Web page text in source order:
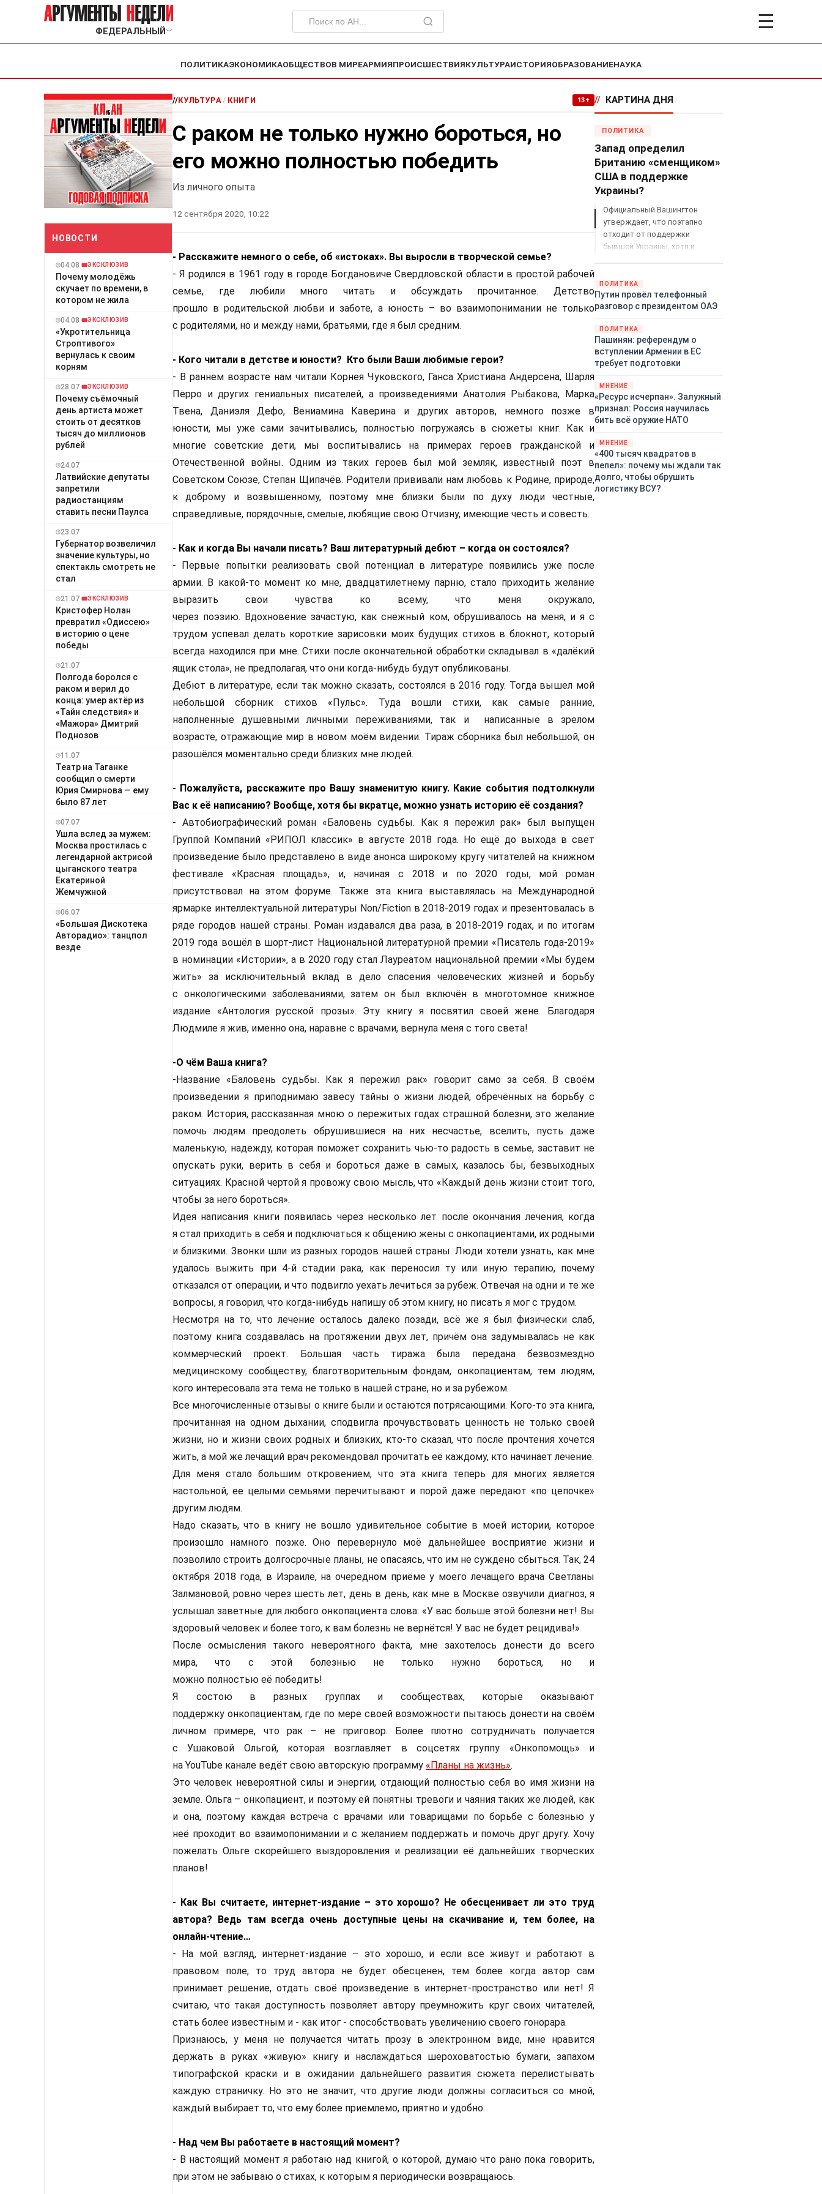
ФЕДЕРАЛЬНЫЙ ﹀ ☰
ПОЛИТИКАЭКОНОМИКАОБЩЕСТВОВ МИРЕАРМИЯПРОИСШЕСТВИЯКУЛЬТУРАИСТОРИЯОБРАЗОВАНИЕНАУКА
НОВОСТИ
04.08 ЭКСКЛЮЗИВ
Почему молодёжь
скучает по времени, в
котором не жила
04.08 ЭКСКЛЮЗИВ
«Укротительница
Строптивого»
вернулась к своим
корням
28.07 ЭКСКЛЮЗИВ
Почему съёмочный
день артиста может
стоить от десятков
тысяч до миллионов
рублей
24.07
Латвийские депутаты
запретили
радиостанциям
ставить песни Паулса
23.07
Губернатор возвеличил
значение культуры, но
спектакль смотреть не
стал
21.07 ЭКСКЛЮЗИВ
Кристофер Нолан
превратил «Одиссею»
в историю о цене
победы
21.07
Полгода боролся с
раком и верил до
конца: умер актёр из
«Тайн следствия» и
«Мажора» Дмитрий
Поднозов
11.07
Театр на Таганке
сообщил о смерти
Юрия Смирнова — ему
было 87 лет
07.07
Ушла вслед за мужем:
Москва простилась с
легендарной актрисой
цыганского театра
Екатериной
Жемчужной
06.07
«Большая Дискотека
Авторадио»: танцпол
везде
//КУЛЬТУРА/ КНИГИ 13+
С раком не только нужно бороться, но
его можно полностью победить
Из личного опыта
12 сентября 2020, 10:22
- Расскажите немного о себе, об «истоках». Вы выросли в творческой семье?
- Я родился в 1961 году в городе Богдановиче Свердловской области в простой рабочей
семье, где любили много читать и обсуждать прочитанное. Детство
прошло в родительской любви и заботе, а юность – во взаимопонимании не только
с родителями, но и между нами, братьями, где я был средним.
- Кого читали в детстве и юности? Кто были Ваши любимые герои?
- В раннем возрасте нам читали Корнея Чуковского, Ганса Христиана Андерсена, Шарля
Перро и других гениальных писателей, а произведениями Анатолия Рыбакова, Марка
Твена, Даниэля Дефо, Вениамина Каверина и других авторов, немного позже в
юности, мы уже сами зачитывались, полностью погружаясь в сюжеты книг. Как и
многие советские дети, мы воспитывались на примерах героев гражданской и
Отечественной войны. Одним из таких героев был мой земляк, известный поэт в
Советском Союзе, Степан Щипачёв. Родители прививали нам любовь к Родине, природе,
к доброму и возвышенному, поэтому мне близки были по духу люди честные,
справедливые, порядочные, смелые, любящие свою Отчизну, имеющие честь и совесть.
- Как и когда Вы начали писать? Ваш литературный дебют – когда он состоялся?
- Первые попытки реализовать свой потенциал в литературе появились уже после
армии. В какой-то момент ко мне, двадцатилетнему парню, стало приходить желание
выразить свои чувства ко всему, что меня окружало,
через поэзию. Вдохновение зачастую, как снежный ком, обрушивалось на меня, и я с
трудом успевал делать короткие зарисовки моих будущих стихов в блокнот, который
всегда находился при мне. Стихи после окончательной обработки складывал в «далёкий
ящик стола», не предполагая, что они когда-нибудь будут опубликованы.
Дебют в литературе, если так можно сказать, состоялся в 2016 году. Тогда вышел мой
небольшой сборник стихов «Пульс». Туда вошли стихи, как самые ранние,
наполненные душевными личными переживаниями, так и написанные в зрелом
возрасте, отражающие мир в новом моём видении. Тираж сборника был небольшой, он
разошёлся моментально среди близких мне людей.
- Пожалуйста, расскажите про Вашу знаменитую книгу. Какие события подтолкнули
Вас к её написанию? Вообще, хотя бы вкратце, можно узнать историю её создания?
- Автобиографический роман «Баловень судьбы. Как я пережил рак» был выпущен
Группой Компаний «РИПОЛ классик» в августе 2018 года. Но ещё до выхода в свет
произведение было представлено в виде анонса широкому кругу читателей на книжном
фестивале «Красная площадь», и, начиная с 2018 и по 2020 годы, мой роман
присутствовал на этом форуме. Также эта книга выставлялась на Международной
ярмарке интеллектуальной литературы Non/Fiction в 2018-2019 годах и презентовалась в
ряде городов нашей страны. Роман издавался два раза, в 2018-2019 годах, и по итогам
2019 года вошёл в шорт-лист Национальной литературной премии «Писатель года-2019»
в номинации «Истории», а в 2020 году стал Лауреатом национальной премии «Мы будем
жить» за исключительный вклад в дело спасения человеческих жизней и борьбу
с онкологическими заболеваниями, затем он был включён в многотомное книжное
издание «Антология русской прозы». Эту книгу я посвятил своей жене. Благодаря
Людмиле я жив, именно она, наравне с врачами, вернула меня с того света!
-О чём Ваша книга?
-Название «Баловень судьбы. Как я пережил рак» говорит само за себя. В своём
произведении я приподнимаю завесу тайны о жизни людей, обречённых на борьбу с
раком. История, рассказанная мною о пережитых годах страшной болезни, это желание
помочь людям преодолеть обрушившиеся на них несчастье, вселить, пусть даже
маленькую, надежду, которая поможет сохранить чью-то радость в семье, заставит не
опускать руки, верить в себя и бороться даже в самых, казалось бы, безвыходных
ситуациях. Красной чертой я провожу свою мысль, что «Каждый день жизни стоит того,
чтобы за него бороться».
Идея написания книги появилась через несколько лет после окончания лечения, когда
я стал приходить в себя и подключаться к общению жены с онкопациентами, их родными
и близкими. Звонки шли из разных городов нашей страны. Люди хотели узнать, как мне
удалось выжить при 4-й стадии рака, как переносил ту или иную терапию, почему
отказался от операции, и что подвигло уехать лечиться за рубеж. Отвечая на одни и те же
вопросы, я говорил, что когда-нибудь напишу об этом книгу, но писать я мог с трудом.
Несмотря на то, что лечение осталось далеко позади, всё же я был физически слаб,
поэтому книга создавалась на протяжении двух лет, причём она задумывалась не как
коммерческий проект. Большая часть тиража была передана безвозмездно
медицинскому сообществу, благотворительным фондам, онкопациентам, тем людям,
кого интересовала эта тема не только в нашей стране, но и за рубежом.
Все многочисленные отзывы о книге были и остаются потрясающими. Кого-то эта книга,
прочитанная на одном дыхании, сподвигла прочувствовать ценность не только своей
жизни, но и жизни своих родных и близких, кто-то сказал, что после прочтения хочется
жить, а мой же лечащий врач рекомендовал прочитать её каждому, кто начинает лечение.
Для меня стало большим откровением, что эта книга теперь для многих является
настольной, ее целыми семьями перечитывают и порой даже передают «по цепочке»
другим людям.
Надо сказать, что в книгу не вошло удивительное событие в моей истории, которое
произошло намного позже. Оно перевернуло моё дальнейшее восприятие жизни и
позволило строить долгосрочные планы, не опасаясь, что им не суждено сбыться. Так, 24
октября 2018 года, в Израиле, на очередном приёме у моего лечащего врача Светланы
Залмановой, ровно через шесть лет, день в день, как мне в Москве озвучили диагноз, я
услышал заветные для любого онкопациента слова: «У вас больше этой болезни нет! Вы
здоровый человек и более того, к вам болезнь не вернётся! У вас не будет рецидива!»
После осмысления такого невероятного факта, мне захотелось донести до всего
мира, что с этой болезнью не только нужно бороться, но и
можно полностью её победить!
Я состою в разных группах и сообществах, которые оказывают
поддержку онкопациентам, где по мере своей возможности пытаюсь донести на своём
личном примере, что рак – не приговор. Более плотно сотрудничать получается
с Ушаковой Ольгой, которая возглавляет в соцсетях группу «Онкопомощь» и
на YouTube канале ведёт свою авторскую программу «Планы на жизнь».
Это человек невероятной силы и энергии, отдающий полностью себя во имя жизни на
земле. Ольга – онкопациент, и поэтому ей понятны тревоги и чаяния таких же людей, как
и она, поэтому каждая встреча с врачами или товарищами по борьбе с болезнью у
неё проходит во взаимопонимании и с желанием поддержать и помочь друг другу. Хочу
пожелать Ольге скорейшего выздоровления и реализации её дальнейших творческих
планов!
- Как Вы считаете, интернет-издание – это хорошо? Не обесценивает ли это труд
автора? Ведь там всегда очень доступные цены на скачивание и, тем более, на
онлайн-чтение…
- На мой взгляд, интернет-издание – это хорошо, и если все живут и работают в
правовом поле, то труд автора не будет обесценен, тем более когда автор сам
принимает решение, отдать своё произведение в интернет-пространство или нет! Я
считаю, что такая доступность позволяет автору преумножить круг своих читателей,
стать более известным и - как итог - способствовать увеличению своего гонорара.
Признаюсь, у меня не получается читать прозу в электронном виде, мне нравится
держать в руках «живую» книгу и наслаждаться шероховатостью бумаги, запахом
типографской краски и в ожидании дальнейшего развития сюжета перелистывать
каждую страничку. Но это не значит, что другие люди должны согласиться со мной,
каждый выбирает то, что ему более приемлемо, приятно и удобно.
- Над чем Вы работаете в настоящий момент?
- В настоящий момент я работаю над книгой, о которой, думаю что рано пока говорить,
при этом не забываю о стихах, к которым я периодически возвращаюсь.
// КАРТИНА ДНЯ
ПОЛИТИКА
Запад определил
Британию «сменщиком»
США в поддержке
Украины?
Официальный Вашингтон
утверждает, что поэтапно
отходит от поддержки
бывшей Украины, хотя и
закупленное ранее оружие.
Также американская
администрация скидывает на
киевского режима оружием,
которое стремится продавать
всем новым снабженцам.
Однако часто возникают
предположения о возможном
«сменщике» американцев на
этом позорном посту.
Рассмотрим, кто же рвётся на
ПОЛИТИКА
Путин провёл телефонный
разговор с президентом ОАЭ
ПОЛИТИКА
Пашинян: референдум о
вступлении Армении в ЕС
требует подготовки
МНЕНИЕ
«Ресурс исчерпан». Залужный
признал: Россия научилась
бить всё оружие НАТО
МНЕНИЕ
«400 тысяч квадратов в
пепел»: почему мы ждали так
долго, чтобы обрушить
логистику ВСУ?